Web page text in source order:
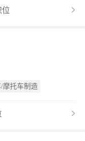
位
/摩托车制造